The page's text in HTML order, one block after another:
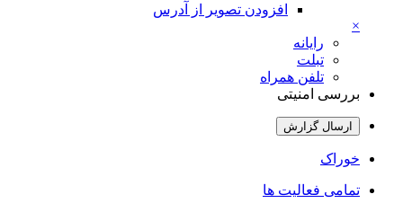
افزودن تصویر از آدرس
×
رایانه
تبلت
تلفن همراه
بررسی امنیتی
ارسال گزارش
خوراک
تمامی فعالیت ها